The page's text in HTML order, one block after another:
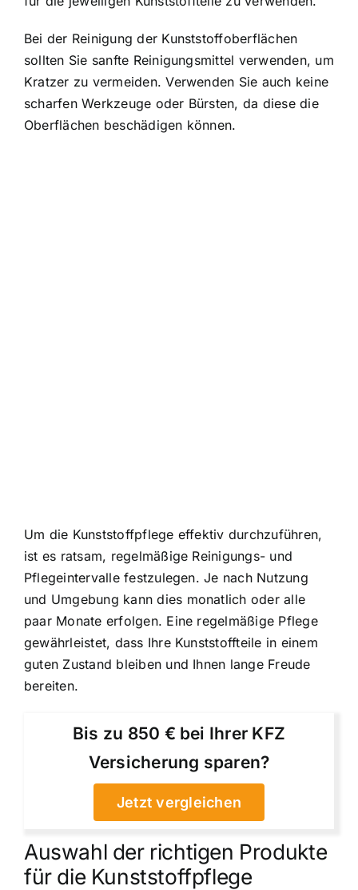
Bei der Reinigung der Kunststoffoberflächen
sollten Sie sanfte Reinigungsmittel verwenden, um
Kratzer zu vermeiden. Verwenden Sie auch keine
scharfen Werkzeuge oder Bürsten, da diese die
Oberflächen beschädigen können.
Um die Kunststoffpflege effektiv durchzuführen,
ist es ratsam, regelmäßige Reinigungs- und
Pflegeintervalle festzulegen. Je nach Nutzung
und Umgebung kann dies monatlich oder alle
paar Monate erfolgen. Eine regelmäßige Pflege
gewährleistet, dass Ihre Kunststoffteile in einem
guten Zustand bleiben und Ihnen lange Freude
bereiten.
Bis zu 850 € bei Ihrer KFZ
Versicherung sparen?
Jetzt vergleichen
Auswahl der richtigen Produkte
für die Kunststoffpflege